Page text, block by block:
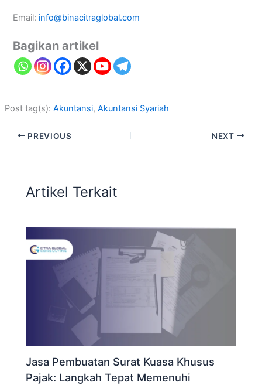
Email: info@binacitraglobal.com
Bagikan artikel
Post tag(s): Akuntansi, Akuntansi Syariah
PREVIOUS NEXT
Artikel Terkait
Jasa Pembuatan Surat Kuasa Khusus
Pajak: Langkah Tepat Memenuhi